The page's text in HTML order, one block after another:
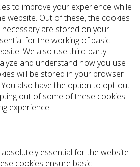
to improve your experience while
website. Out of these, the cookies
are stored on your
for the working of basic
We also use third-party
and understand how you use
will be stored in your browser
also have the option to opt-out
out of some of these cookies
experience.
essential for the website
cookies ensure basic